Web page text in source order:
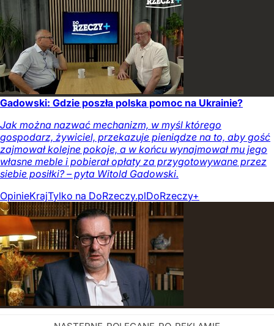
Gadowski: Gdzie poszła polska pomoc na Ukrainie?
Jak można nazwać mechanizm, w myśl którego
gospodarz, żywiciel, przekazuje pieniądze na to, aby gość
zajmował kolejne pokoje, a w końcu wynajmował mu jego
własne meble i pobierał opłaty za przygotowywane przez
siebie posiłki? – pyta Witold Gadowski.
OpinieKrajTylko na DoRzeczy.plDoRzeczy+